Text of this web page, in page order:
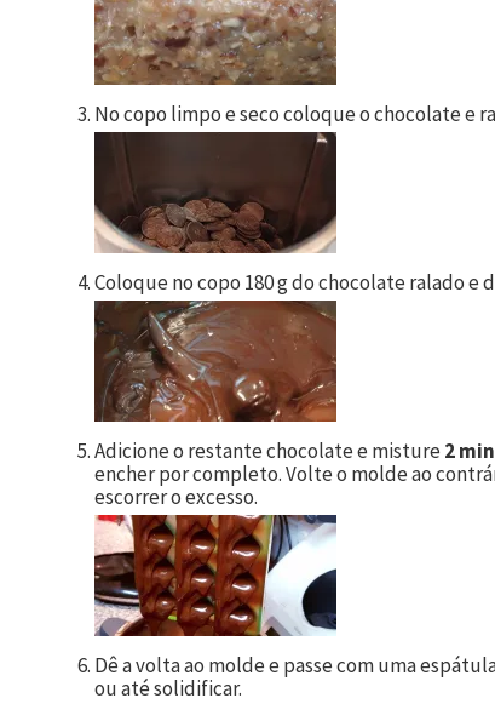
No copo limpo e seco coloque o chocolate e
Coloque no copo 180g do chocolate ralado e
Adicione o restante chocolate e misture2
encher por completo. Volte o molde ao
escorrer o excesso.
Dê a volta ao molde e passe com uma
ou até solidificar.